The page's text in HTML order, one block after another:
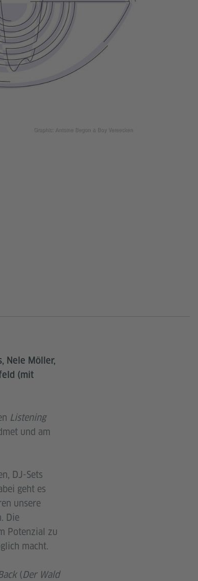
Graphic: Antoine Begon & Boy Vereecken
Nele Möller,
(mit
Listening
und am
DJ-Sets
geht es
unsere
Die
Potenzial zu
macht.
(Der Wald